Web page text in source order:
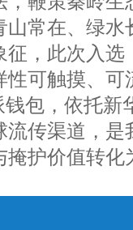
常在、绿水
，此次入选
可触摸、可
包，依托新
流传渠道，
护价值转